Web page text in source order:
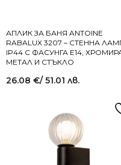
АПЛИК ЗА БАНЯ ANTOINE
RABALUX 3207 – СТЕННА
IP44 С ФАСУНГА E14,
МЕТАЛ И СТЪКЛО
26.08 €/ 51.01 лв.